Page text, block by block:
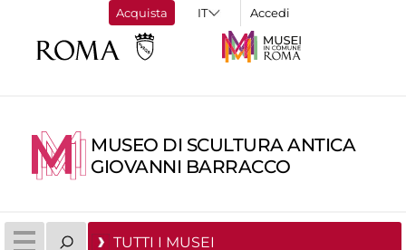
Acquista Accedi
MUSEO DI SCULTURA ANTICA
GIOVANNI BARRACCO
TUTTI I MUSEI